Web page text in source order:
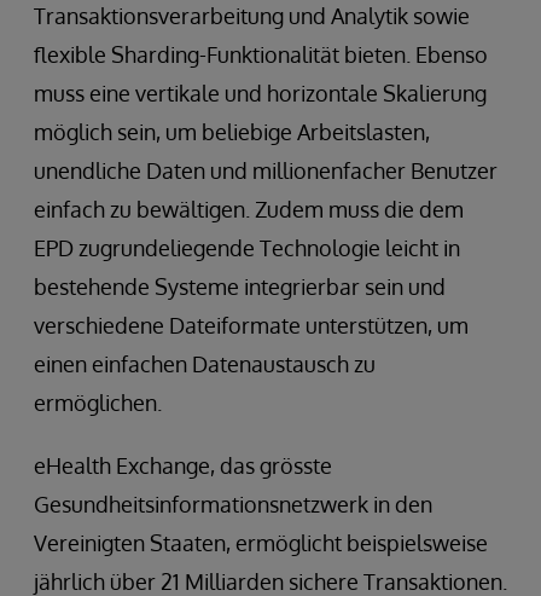
Transaktionsverarbeitung und Analytik sowie
flexible Sharding-Funktionalität bieten. Ebenso
muss eine vertikale und horizontale Skalierung
möglich sein, um beliebige Arbeitslasten,
unendliche Daten und millionenfacher Benutzer
einfach zu bewältigen. Zudem muss die dem
EPD zugrundeliegende Technologie leicht in
bestehende Systeme integrierbar sein und
verschiedene Dateiformate unterstützen, um
einen einfachen Datenaustausch zu
ermöglichen.
eHealth Exchange, das grösste
Gesundheitsinformationsnetzwerk in den
Vereinigten Staaten, ermöglicht beispielsweise
jährlich über 21 Milliarden sichere Transaktionen.